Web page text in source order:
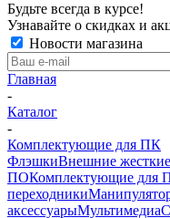
Будьте всегда в курсе!
Узнавайте о скидках и
Новости магазина
Главная
-
Каталог
-
Комплектующие для ПК
ФлэшкиВнешние
ПОКомплектующие для
переходники
аксессуарыМультимедиа